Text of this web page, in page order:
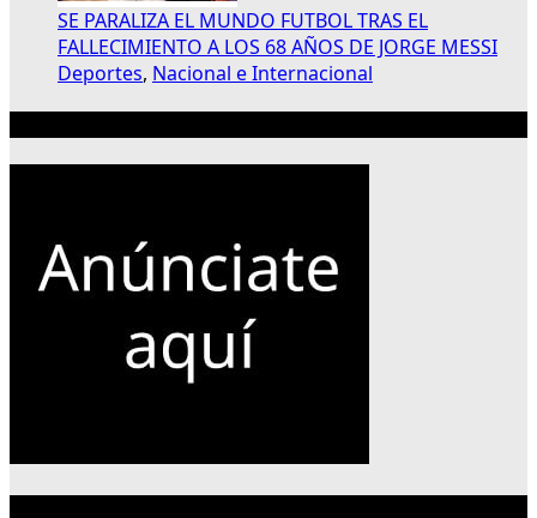
SE PARALIZA EL MUNDO FUTBOL TRAS EL
FALLECIMIENTO A LOS 68 AÑOS DE JORGE MESSI
Deportes, Nacional e Internacional